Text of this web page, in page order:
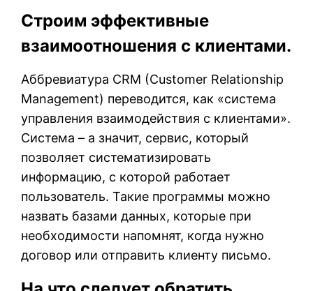
Строим эффективные
взаимоотношения с клиентами.
Аббревиатура CRM (Customer Relationship
Management) переводится, как «система
управления взаимодействия с клиентами».
Система – а значит, сервис, который
позволяет систематизировать
информацию, с которой работает
пользователь. Такие программы можно
назвать базами данных, которые при
необходимости напомнят, когда нужно
договор или отправить клиенту письмо.